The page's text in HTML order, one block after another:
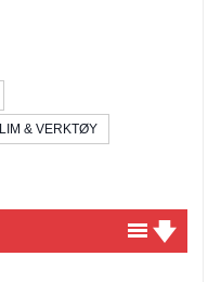
LIM & VERKTØY